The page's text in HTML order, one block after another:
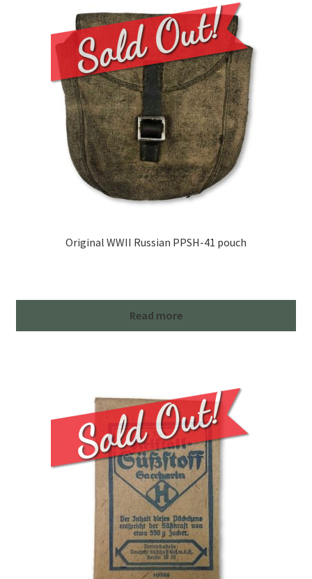
Original WWII Russian PPSH-41 pouch
Read more